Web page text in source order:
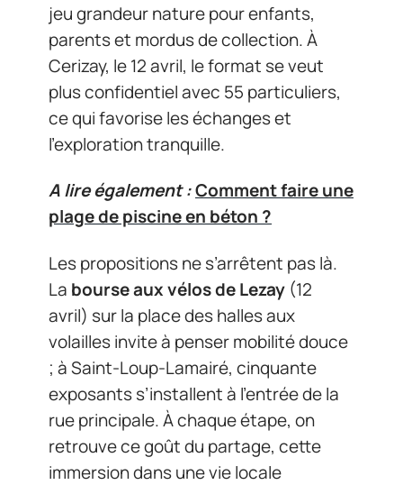
jeu grandeur nature pour enfants,
parents et mordus de collection. À
Cerizay, le 12 avril, le format se veut
plus confidentiel avec 55 particuliers,
ce qui favorise les échanges et
l’exploration tranquille.
A lire également :Comment faire une
plage de piscine en béton ?
Les propositions ne s’arrêtent pas là.
La bourse aux vélos de Lezay (12
avril) sur la place des halles aux
volailles invite à penser mobilité douce
; à Saint-Loup-Lamairé, cinquante
exposants s’installent à l’entrée de la
rue principale. À chaque étape, on
retrouve ce goût du partage, cette
immersion dans une vie locale